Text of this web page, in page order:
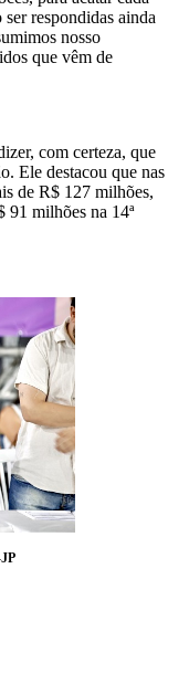
respondidas ainda
nosso
que vêm de
com certeza, que
Ele destacou que nas
de R$ 127 milhões,
91 milhões na 14ª